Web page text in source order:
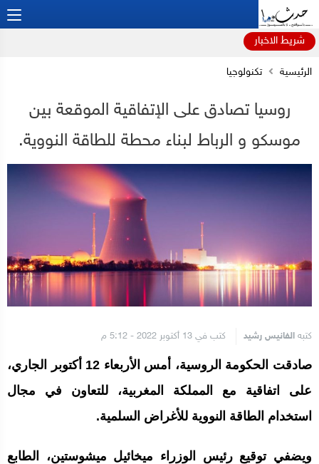
شريط الاخبار
الرئيسية تكنولوجيا
روسيا تصادق على الإتفاقية الموقعة بين
موسكو و الرباط لبناء محطة للطاقة النووية.
كتبه الفانيس رشيد كتب في 13 أكتوبر 2022 - 5:12 م
صادقت الحكومة الروسية، أمس الأربعاء 12 أكتوبر الجاري،
على اتفاقية مع المملكة المغربية، للتعاون في مجال
استخدام الطاقة النووية للأغراض السلمية.
ويضفي توقيع رئيس الوزراء ميخائيل ميشوستين، الطابع